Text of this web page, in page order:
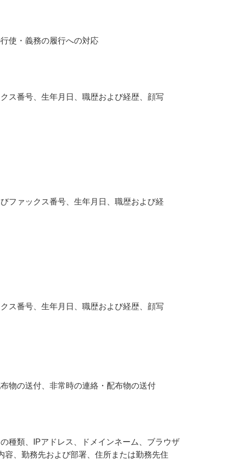
使・義務の履行への対応
ス番号、生年月日、職歴および経歴、顔写
ファックス番号、生年月日、職歴および経
ス番号、生年月日、職歴および経歴、顔写
物の送付、非常時の連絡・配布物の送付
種類、IPアドレス、ドメインネーム、ブラウザ
、勤務先および部署、住所または勤務先住